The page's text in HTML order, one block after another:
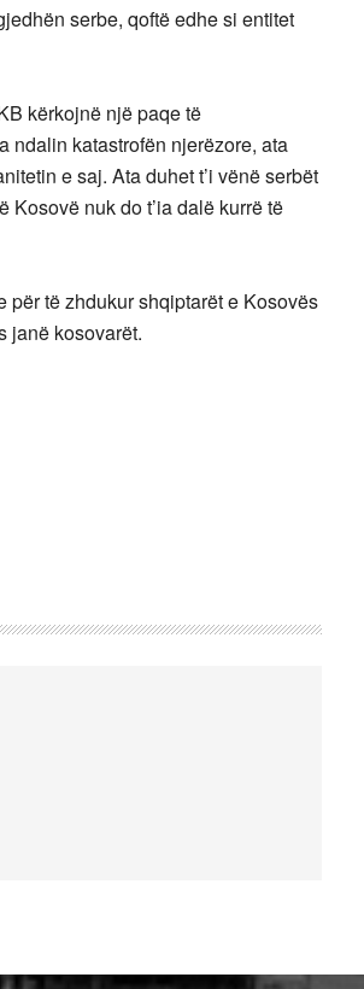
serbe, qoftë edhe si entitet
kërkojnë një paqe të
ndalin katastrofën njerëzore, ata
e saj. Ata duhet t’i vënë serbët
Kosovë nuk do t’ia dalë kurrë të
për të zhdukur shqiptarët e Kosovës
janë kosovarët.